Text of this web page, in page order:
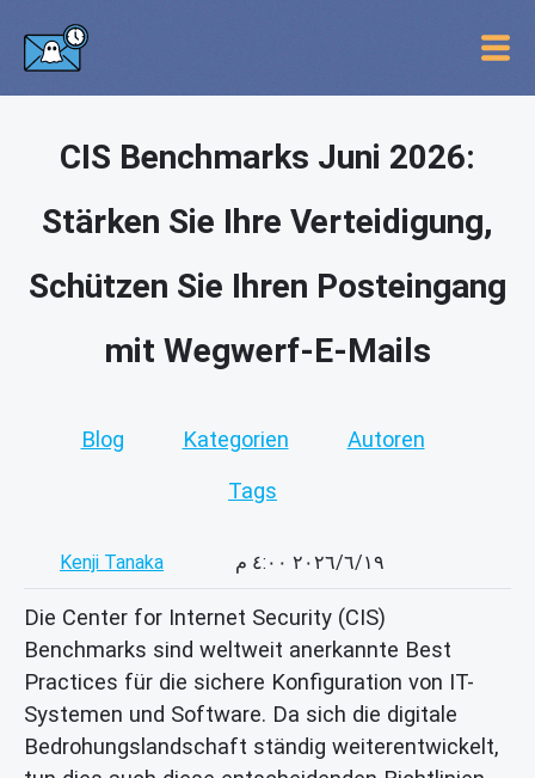
CIS Benchmarks Juni 2026:
Stärken Sie Ihre Verteidigung,
Schützen Sie Ihren Posteingang
mit Wegwerf-E-Mails
Blog Kategorien Autoren
Tags
Kenji Tanaka ١٩‏/٦‏/٢٠٢٦ ٤:٠٠ م
Die Center for Internet Security (CIS)
Benchmarks sind weltweit anerkannte Best
Practices für die sichere Konfiguration von IT-
Systemen und Software. Da sich die digitale
Bedrohungslandschaft ständig weiterentwickelt,